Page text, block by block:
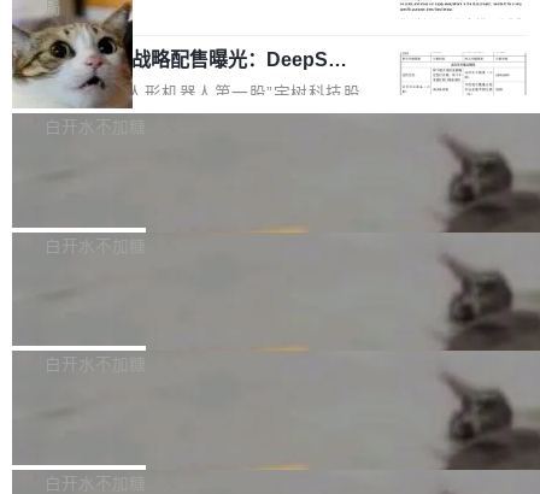
家基线 95.4%。 不是又一个 coding agent 包装
器 Prime Agent 的架构和市面上大多数 coding
agent 有本质区别。大多数 agent harness 的设
计是基于早期模型的能力—...
是项目级别的官方立场，目前由五个团队采纳，
但它可能是主流开源项目中关于 AI 辅助贡献最
细致的一份规则。 政策的核心只有一句话：LLM
可以用来分析、提炼、审阅、建议，但不能用来
不得生成涉及安全性的关键变更，除非作者本身
局
宇树科技 IPO 战略配售曝光：DeepSe
ek 获配 93.3 万股，锁定 36 个月
8月6日晚间，“人形机器人第一股”宇树科技股份
有限公司披露IPO发行价格及战略配售结果，杭
36个月。 公告显示，本次宇树科技战略配售对
员工参与设立的专项资产管理计划。其中，Dee
获配9...
白开水不加糖
Bug fixes and enhancements 修复多次传递同
一个回归问题，该问题导致拉取镜像时会拒绝包
题，该问题可能导致在旧版 Linux 内核...
白开水不加糖
e 孵化器项目管理委员会（IPMC）投票中获得
P）！这一里程碑不仅标志着 Fluss 迈入新的发
白开水不加糖
长期停止内容更新，未能实现其作为“AI版维基百
白开水不加糖